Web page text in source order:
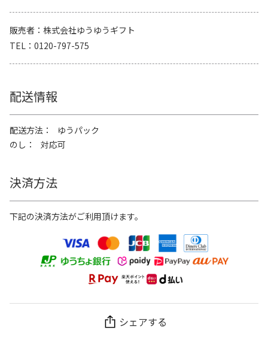
販売者
株式会社ゆうゆうギフト
TEL
0120-797-575
配送情報
配送方法
ゆうパック
のし
対応可
決済方法
下記の決済方法がご利用頂けます。
シェアする